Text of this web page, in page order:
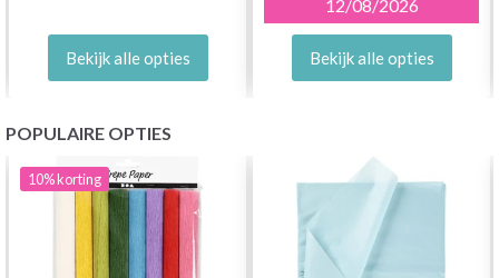
Bekijk alle opties
12/08/2026
Bekijk alle opties
POPULAIRE OPTIES
10%korting